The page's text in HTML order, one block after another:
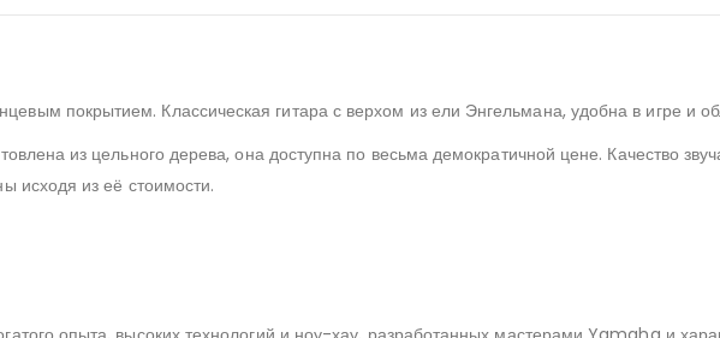
покрытием. Классическая гитара с верхом из ели Энгельмана, удобна в игре и
из цельного дерева, она доступна по весьма демократичной цене. Качество
исходя из её стоимости.